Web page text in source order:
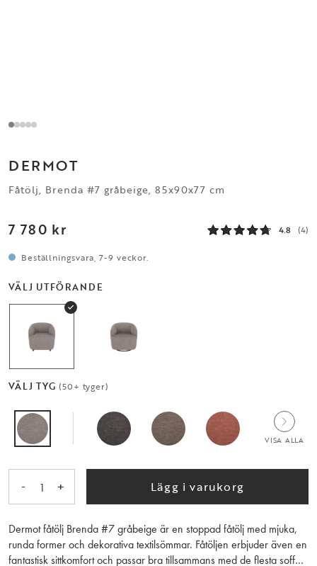
DERMOT
Fåtölj, Brenda #7 gråbeige, 85x90x77 cm
7 780 kr 4.8 (4)
Beställningsvara, 7-9 veckor.
VÄLJ UTFÖRANDE
VÄLJ TYG (50+ tyger)
VISA ALLA
- 1 + Lägg i varukorg
Dermot fåtölj Brenda #7 gråbeige är en stoppad fåtölj med mjuka,
runda former och dekorativa textilsömmar. Fåtöljen erbjuder även en
fantastisk sittkomfort och passar bra tillsammans med de flesta soffor.